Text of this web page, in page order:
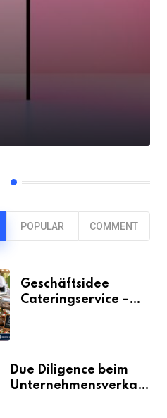
POPULAR COMMENT
Geschäftsidee
Cateringservice –
Due Diligence beim
Unternehmensverkauf